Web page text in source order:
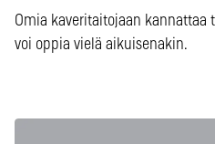
Omia kaveritaitojaan
voi oppia vielä aikuisenakin.